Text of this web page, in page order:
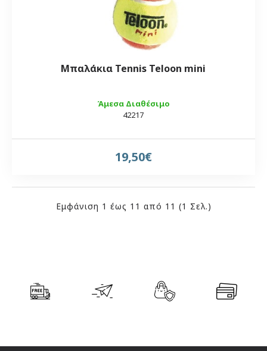
Άμεσα Διαθέσιμο
42217
Μπαλάκια Tennis Teloon mini
19,50€
Εμφάνιση 1 έως 11 από 11 (1 Σελ.)